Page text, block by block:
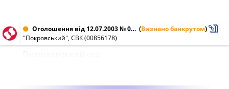
Оголошення від 12.07.2003 № 00856178 (Визнано банкрутом)
"Покровський", СВК (00856178)